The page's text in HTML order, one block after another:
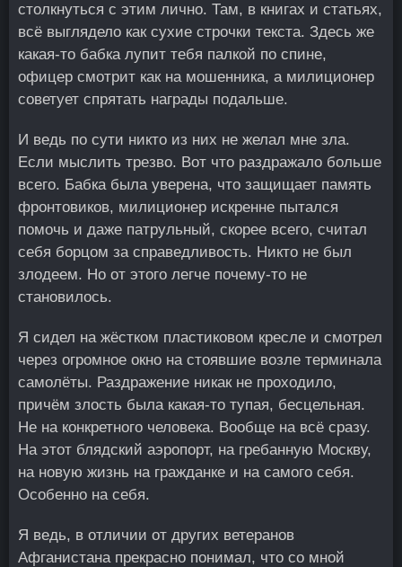
столкнуться с этим лично. Там, в книгах и статьях,
всё выглядело как сухие строчки текста. Здесь же
какая-то бабка лупит тебя палкой по спине,
офицер смотрит как на мошенника, а милиционер
советует спрятать награды подальше.
И ведь по сути никто из них не желал мне зла.
Если мыслить трезво. Вот что раздражало больше
всего. Бабка была уверена, что защищает память
фронтовиков, милиционер искренне пытался
помочь и даже патрульный, скорее всего, считал
себя борцом за справедливость. Никто не был
злодеем. Но от этого легче почему-то не
становилось.
Я сидел на жёстком пластиковом кресле и смотрел
через огромное окно на стоявшие возле терминала
самолёты. Раздражение никак не проходило,
причём злость была какая-то тупая, бесцельная.
Не на конкретного человека. Вообще на всё сразу.
На этот блядский аэропорт, на гребанную Москву,
на новую жизнь на гражданке и на самого себя.
Особенно на себя.
Я ведь, в отличии от других ветеранов
Афганистана прекрасно понимал, что со мной